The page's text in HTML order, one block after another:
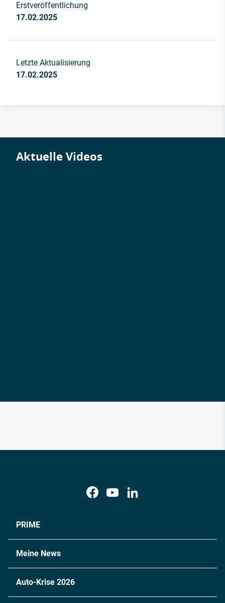
Erstveröffentlichung
17.02.2025
Letzte Aktualisierung
17.02.2025
Aktuelle Videos
PRIME
Meine News
Auto-Krise 2026